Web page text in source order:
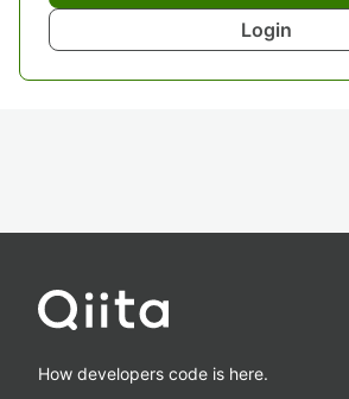
Login
How developers code is here.